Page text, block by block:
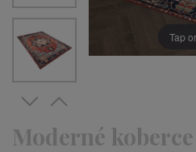
Tap
Moderné koberce